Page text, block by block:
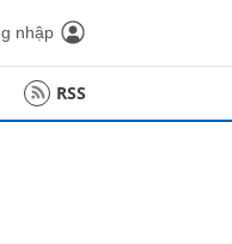
nhập
RSS